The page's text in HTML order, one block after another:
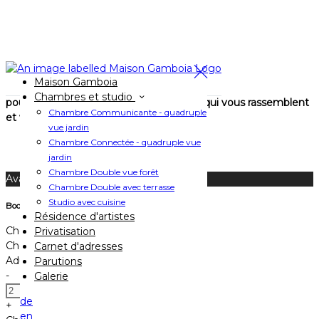
Maison Gamboia
Chambres et studio
Chambre Communicante - quadruple
vue jardin
Chambre Connectée - quadruple vue
jardin
Chambre Double vue forêt
Chambre Double avec terrasse
Studio avec cuisine
Résidence d'artistes
Privatisation
Carnet d'adresses
Parutions
Galerie
de
en
La Maison Gamboia se privatise aussi !
Nous sommes à votre écoute
pour imaginerensemble ces moments qui vous rassemblent
et vous confier les clés !
Available Tonight
Book your stay
Check In
Check Out
Adults
-
+